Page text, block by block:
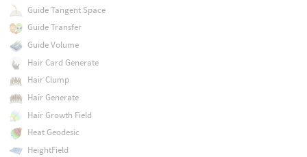
Guide Tangent Space
Guide Transfer
Guide Volume
Hair Card Generate
Hair Clump
Hair Generate
Hair Growth Field
Heat Geodesic
HeightField